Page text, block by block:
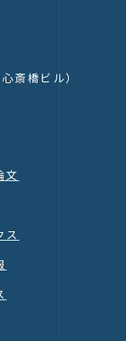
斎橋ビル）
文
ス